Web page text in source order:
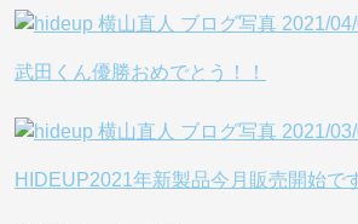
武田くん優勝おめでとう！！
HIDEUP2021年新製品今月販売開始で